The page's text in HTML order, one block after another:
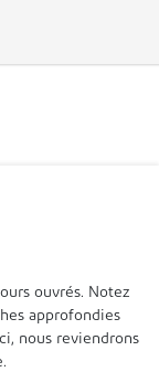
ouvrés. Notez
approfondies
nous reviendrons